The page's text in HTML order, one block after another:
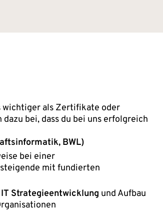
wichtiger als Zertifikate oder
bei, dass du bei uns erfolgreich
BWL)
bei einer
mit fundierten
Strategieentwicklung und Aufbau